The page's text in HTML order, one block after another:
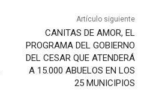
Artículo siguiente
CANITAS DE AMOR, EL
PROGRAMA DEL GOBIERNO
DEL CESAR QUE ATENDERÁ
A 15.000 ABUELOS EN LOS
25 MUNICIPIOS